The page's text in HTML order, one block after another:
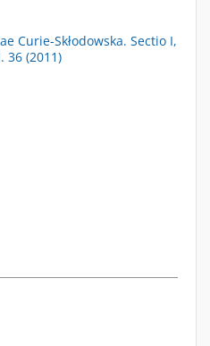
Curie-Skłodowska. Sectio I,
36 (2011)